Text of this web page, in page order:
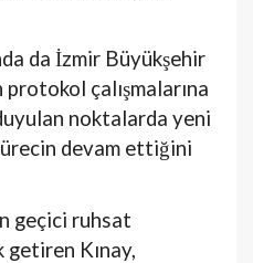
da İzmir Büyükşehir
çalışmalarına
noktalarda yeni
devam ettiğini
geçici ruhsat
getiren Kınay,